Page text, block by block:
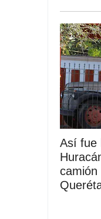
Así fue
camión